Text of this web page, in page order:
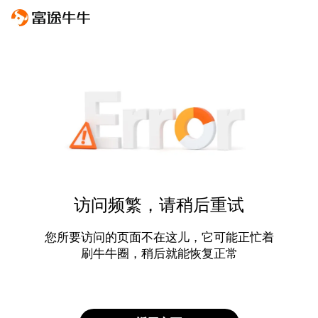
访问频繁，请稍后重试
您所要访问的页面不在这儿，它可能正忙着
刷牛牛圈，稍后就能恢复正常